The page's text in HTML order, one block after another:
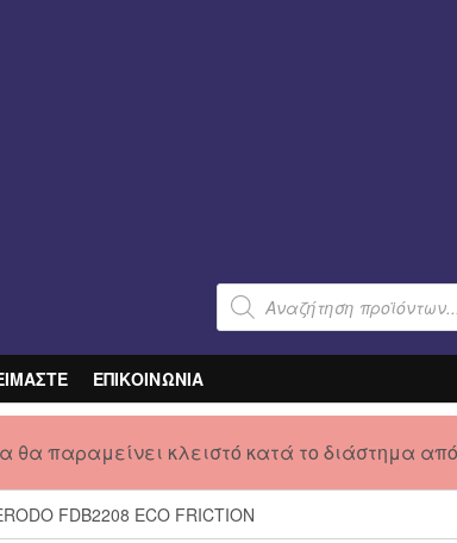
Products
search
ΕΠΙΚΟΙΝΩΝΙΑ
θα παραμείνει κλειστό κατά το διάστημα από
FDB2208 ECO FRICTION